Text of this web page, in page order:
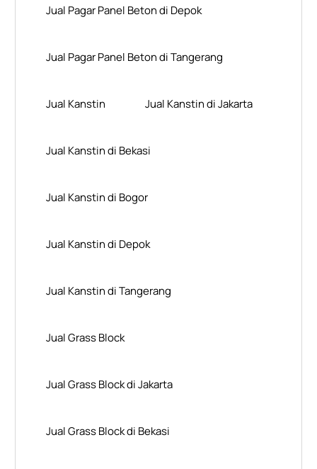
Jual Pagar Panel Beton di Depok
Jual Pagar Panel Beton di Tangerang
Jual Kanstin Jual Kanstin di Jakarta
Jual Kanstin di Bekasi
Jual Kanstin di Bogor
Jual Kanstin di Depok
Jual Kanstin di Tangerang
Jual Grass Block
Jual Grass Block di Jakarta
Jual Grass Block di Bekasi